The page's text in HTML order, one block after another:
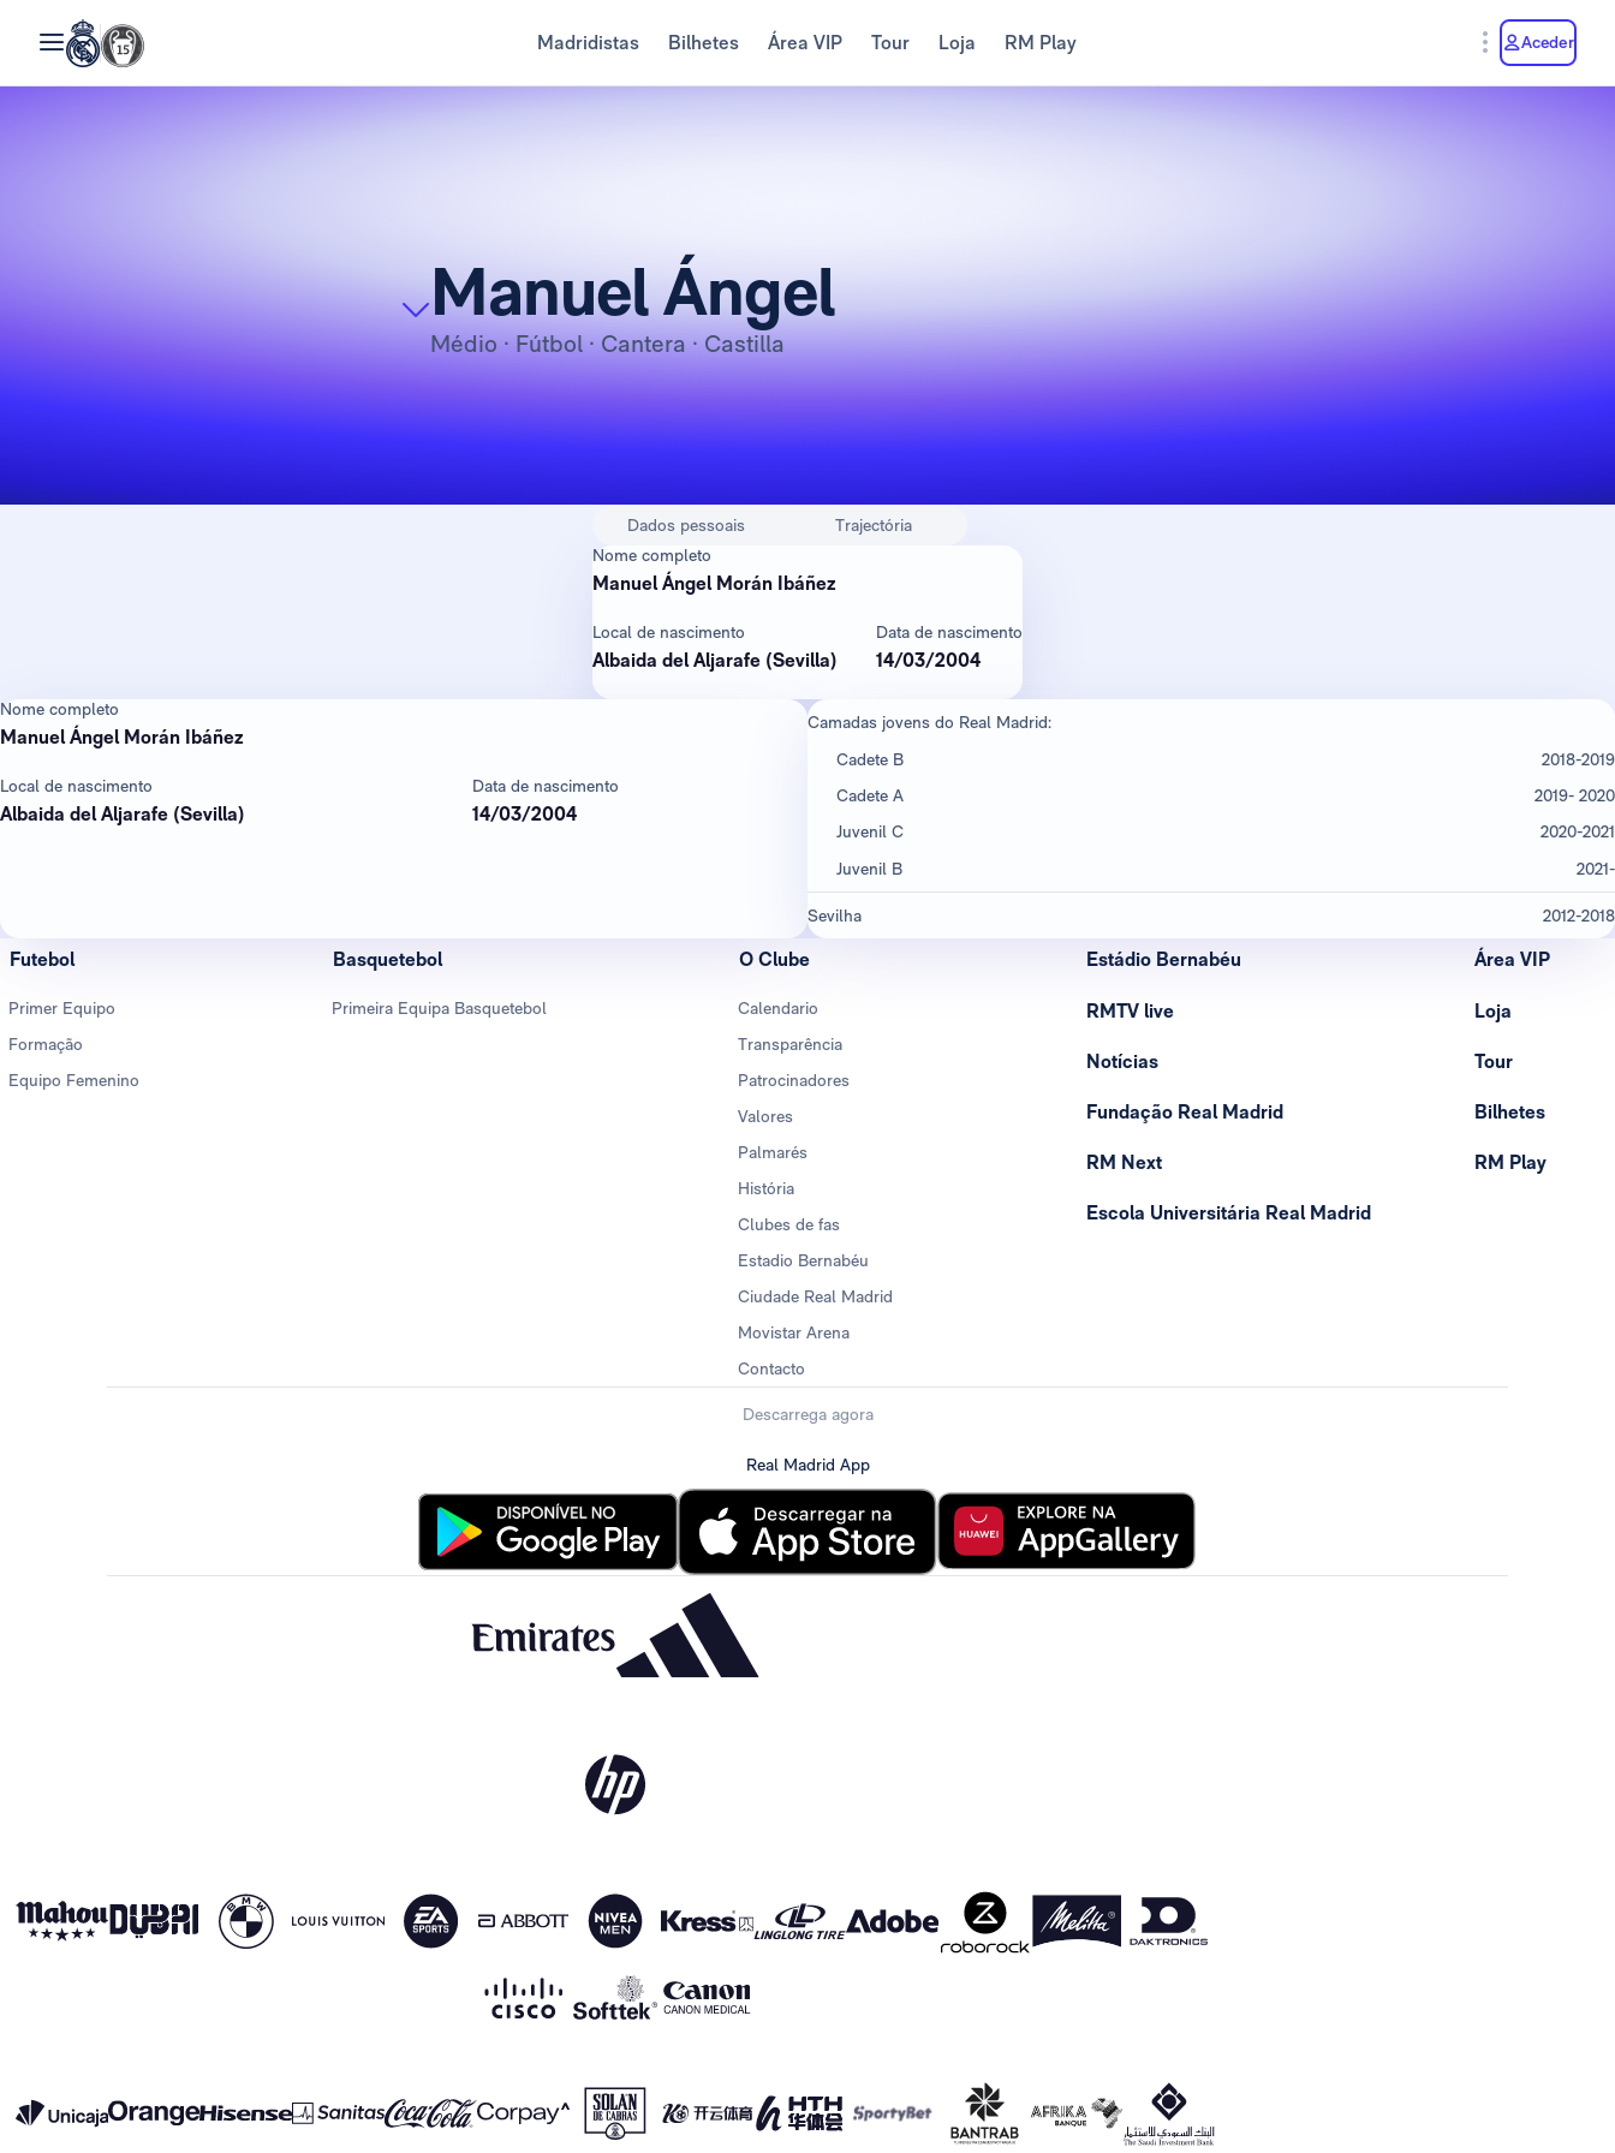
Madridistas Bilhetes Área VIP Tour Loja RM Play Aceder
Manuel Ángel
Médio · Fútbol · Cantera · Castilla
Dados pessoais
Trajectória
Nome completo
Manuel Ángel Morán Ibáñez
Local de nascimento
Albaida del Aljarafe (Sevilla)
Data de nascimento
14/03/2004
Nome completo
Manuel Ángel Morán Ibáñez
Local de nascimento
Albaida del Aljarafe (Sevilla)
Data de nascimento
14/03/2004
Camadas jovens do Real Madrid:
Cadete B
2018-2019
Cadete A
2019- 2020
Juvenil C
2020-2021
Juvenil B
2021-
Sevilha 2012-2018
Futebol
Primer Equipo
Formação
Equipo Femenino
Basquetebol
Primeira Equipa Basquetebol
O Clube
Calendario
Transparência
Patrocinadores
Valores
Palmarés
História
Clubes de fas
Estadio Bernabéu
Ciudade Real Madrid
Movistar Arena
Contacto
Estádio Bernabéu
RMTV live
Notícias
Fundação Real Madrid
RM Next
Escola Universitária Real Madrid
Área VIP
Loja
Tour
Bilhetes
RM Play
Descarrega agora
Real Madrid App